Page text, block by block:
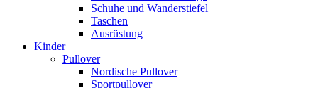
Schuhe und Wanderstiefel
Taschen
Ausrüstung
Kinder
Pullover
Nordische Pullover
Sportpullover